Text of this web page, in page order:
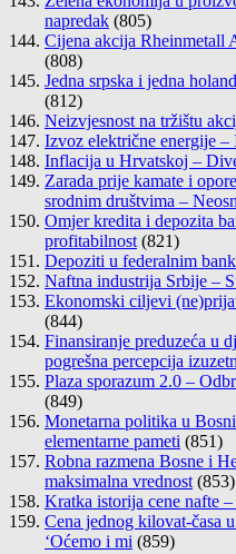
napredak (805)
Cijena akcija Rheinmetall
(808)
Jedna srpska i jedna
(812)
Neizvjesnost na tržištu
Izvoz električne energije
Inflacija u Hrvatskoj –
Zarada prije kamate i
srodnim društvima –
Omjer kredita i depozita
profitabilnost (821)
Depoziti u federalnim
Naftna industrija Srbije –
Ekonomski ciljevi
(844)
Finansiranje preduzeća u
pogrešna percepcija
Plaza sporazum 2.0 –
(849)
Monetarna politika u
elementarne pameti (851)
Robna razmena Bosne i
maksimalna vrednost (853)
Kratka istorija cene nafte
Cena jednog kilovat-časa
‘Oćemo i mi (859)